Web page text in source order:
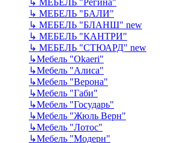
↳ МЕБЕЛЬ "БАЛИ"
↳ МЕБЕЛЬ "БЛАНШ" new
↳ МЕБЕЛЬ "КАНТРИ"
↳ МЕБЕЛЬ "СТЮАРД" new
↳Мебель "Okaeri"
↳Мебель "Алиса"
↳Мебель "Верона"
↳Мебель "Габи"
↳Мебель "Государь"
↳Мебель "Жюль Верн"
↳Мебель "Лотос"
↳Мебель "Модерн"